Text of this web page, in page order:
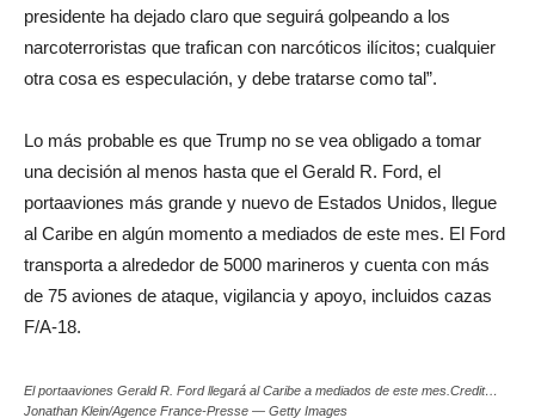
presidente ha dejado claro que seguirá golpeando a los
narcoterroristas que trafican con narcóticos ilícitos; cualquier
otra cosa es especulación, y debe tratarse como tal”.
Lo más probable es que Trump no se vea obligado a tomar
una decisión al menos hasta que el Gerald R. Ford, el
portaaviones más grande y nuevo de Estados Unidos, llegue
al Caribe en algún momento a mediados de este mes. El Ford
transporta a alrededor de 5000 marineros y cuenta con más
de 75 aviones de ataque, vigilancia y apoyo, incluidos cazas
F/A-18.
El portaaviones Gerald R. Ford llegará al Caribe a mediados de este mes.Credit…
Jonathan Klein/Agence France-Presse — Getty Images